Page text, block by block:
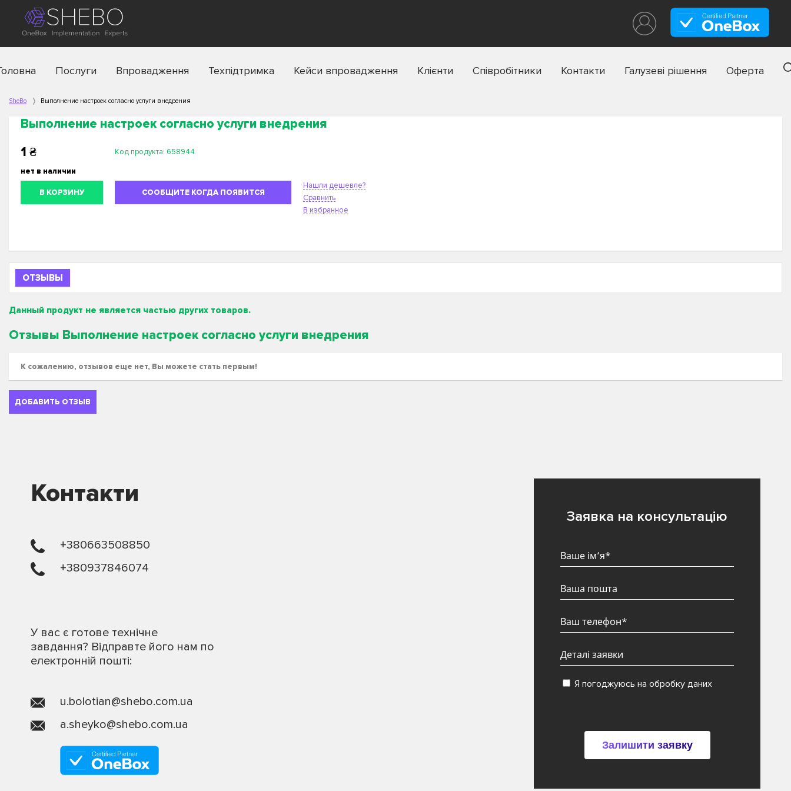
Послуги Впровадження Техпідтримка Кейси впровадження Клієнти Співробітники Контакти Галузеві рішення Оферта
SheBo Выполнение настроек согласно услуги внедрения
Выполнение настроек согласно услуги внедрения
1 ₴ Код продукта: 658944
нет в наличии
В КОРЗИНУ СООБЩИТЕ КОГДА ПОЯВИТСЯ
Нашли дешевле?
Сравнить
В избранное
ОТЗЫВЫ
Данный продукт не является частью других товаров.
Отзывы Выполнение настроек согласно услуги внедрения
К сожалению, отзывов еще нет, Вы можете стать первым!
ДОБАВИТЬ ОТЗЫВ
Контакти
+380663508850
+380937846074
У вас є готове технічне
завдання? Відправте його нам по
електронній пошті:
u.bolotian@shebo.com.ua
a.sheyko@shebo.com.ua
Заявка на консультацію
Я погоджуюсь на обробку даних
Залишити заявку